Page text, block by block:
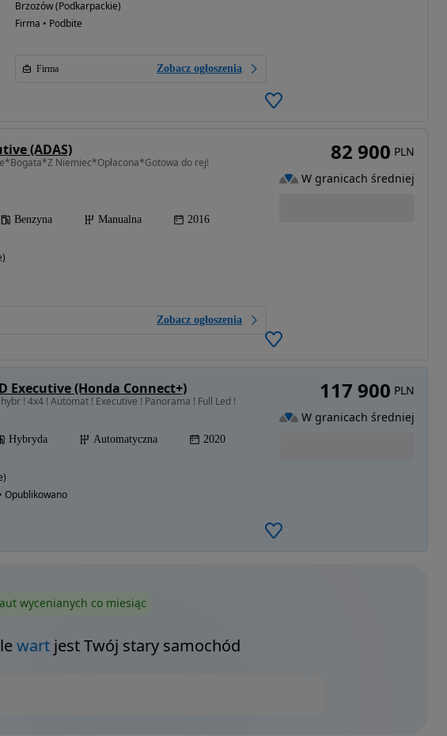
Brzozów (Podkarpackie)
Firma • Podbite
Firma Zobacz ogłoszenia
(ADAS)
Niemiec*Opłacona*Gotowa do rej!
Benzyna Manualna 2016
Zobacz ogłoszenia
82 900 PLN
W granicach średniej
Executive (Honda Connect+)
! 4x4 ! Automat ! Executive ! Panorama ! Full Led !
Hybryda Automatyczna 2020
Opublikowano
117 900 PLN
W granicach średniej
wycenianych co miesiąc
wartjest Twój stary samochód